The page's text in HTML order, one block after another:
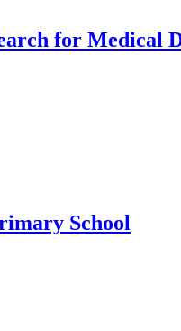
for Medical
School